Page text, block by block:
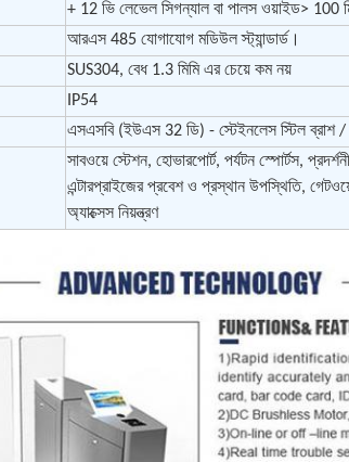
+ 12 ভি লেভেল সিগন্যাল বা পালস ওয়াইড> 100
আরএস 485 যোগাযোগ মডিউল স্ট্যান্ডার্ড।
SUS304, বেধ 1.3 মিমি এর চেয়ে কম নয়
IP54
এসএসবি (ইউএস 32 ডি) - স্টেইনলেস স্টিল ব্রাশ
সাবওয়ে স্টেশন, হোভারপোর্ট, পর্যটন স্পোর্টস,
এন্টারপ্রাইজের প্রবেশ ও প্রস্থান উপস্থিতি, গেটওয়ে
অ্যাক্সেস নিয়ন্ত্রণ